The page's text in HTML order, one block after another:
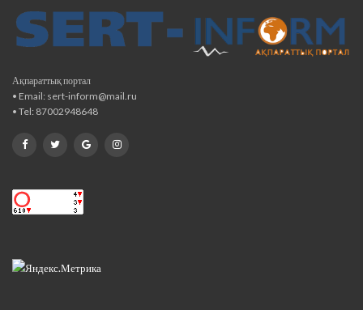
Ақпараттық портал
• Email: sert-inform@mail.ru
• Tel: 87002948648